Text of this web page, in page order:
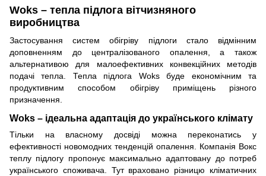
Woks – тепла підлога вітчизняного
виробництва
Застосування систем обігріву підлоги стало відмінним
доповненням до централізованого опалення, а також
альтернативою для малоефективних конвекційних методів
подачі тепла. Тепла підлога Woks буде економічним та
продуктивним способом обігріву приміщень різного
призначення.
Woks – ідеальна адаптація до українського клімату
Тільки на власному досвіді можна переконатись у
ефективності новомодних тенденцій опалення. Компанія Вокс
теплу підлогу пропонує максимально адаптовану до потреб
українського споживача. Тут враховано різницю кліматичних